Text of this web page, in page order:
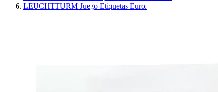
LEUCHTTURM Juego Etiquetas Euro.